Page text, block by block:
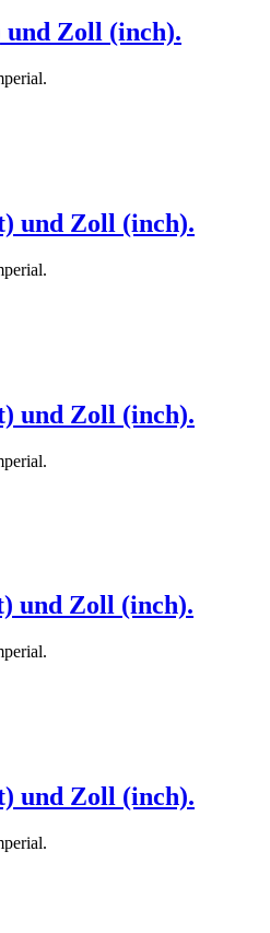
und Zoll (inch).
und Zoll (inch).
und Zoll (inch).
und Zoll (inch).
und Zoll (inch).